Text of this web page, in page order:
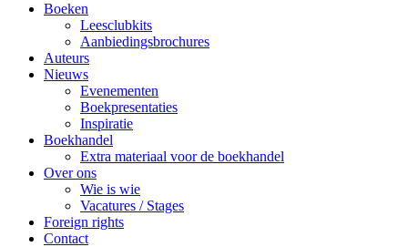
Boeken
Leesclubkits
Aanbiedingsbrochures
Auteurs
Nieuws
Evenementen
Boekpresentaties
Inspiratie
Boekhandel
Extra materiaal voor de boekhandel
Over ons
Wie is wie
Vacatures / Stages
Foreign rights
Contact